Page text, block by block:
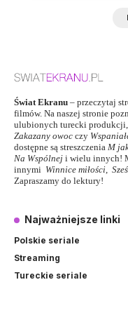
Świat Ekranu – przeczytaj
filmów. Na naszej stronie
ulubionych turecki
Zakazany owoc czy
dostępne są streszczenia M
Na Wspólnej i wielu innych!
innymi Winnice miłości,
Zapraszamy do lektury!
Najważniejsze linki
Polskie seriale
Streaming
Tureckie seriale